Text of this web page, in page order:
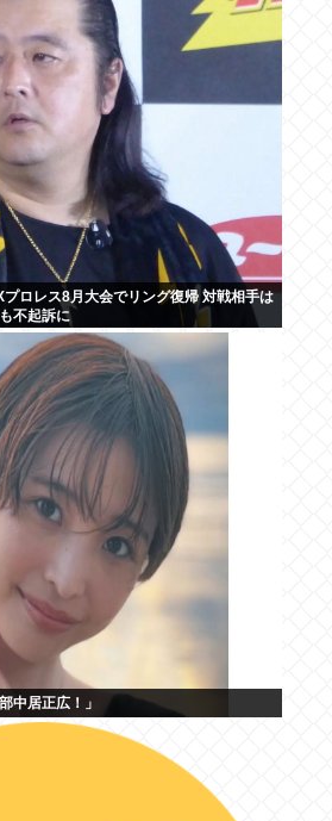
ロレス8月大会でリング復帰 対戦相手は
不起訴に
中居正広！」